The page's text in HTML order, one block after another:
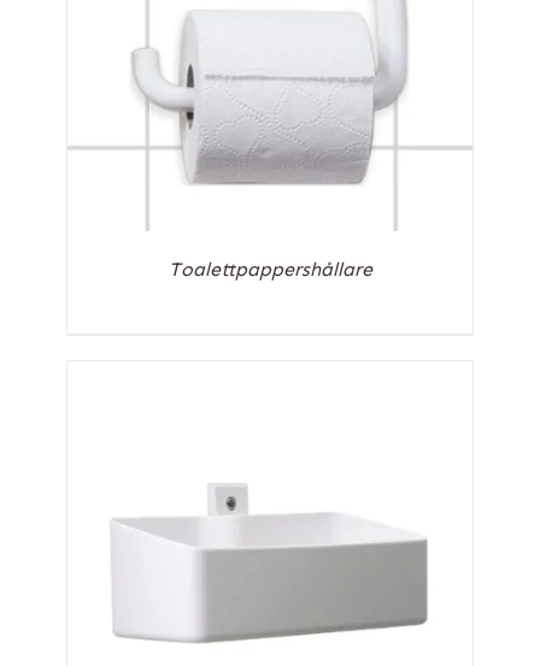
Toalettpappershållare